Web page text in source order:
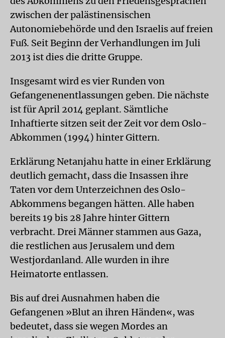
zwischen der palästinensischen
Autonomiebehörde und den Israelis auf freien
Fuß. Seit Beginn der Verhandlungen im Juli
2013 ist dies die dritte Gruppe.
Insgesamt wird es vier Runden von
Gefangenenentlassungen geben. Die nächste
ist für April 2014 geplant. Sämtliche
Inhaftierte sitzen seit der Zeit vor dem Oslo-
Abkommen (1994) hinter Gittern.
Erklärung Netanjahu hatte in einer Erklärung
deutlich gemacht, dass die Insassen ihre
Taten vor dem Unterzeichnen des Oslo-
Abkommens begangen hätten. Alle haben
bereits 19 bis 28 Jahre hinter Gittern
verbracht. Drei Männer stammen aus Gaza,
die restlichen aus Jerusalem und dem
Westjordanland. Alle wurden in ihre
Heimatorte entlassen.
Bis auf drei Ausnahmen haben die
Gefangenen »Blut an ihren Händen«, was
bedeutet, dass sie wegen Mordes an